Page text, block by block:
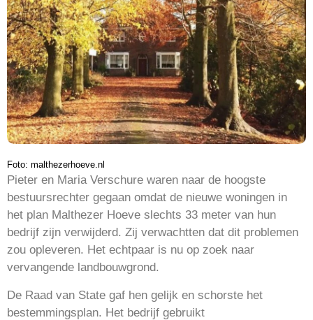
Foto: malthezerhoeve.nl
Pieter en Maria Verschure waren naar de hoogste
bestuursrechter gegaan omdat de nieuwe woningen in
het plan Malthezer Hoeve slechts 33 meter van hun
bedrijf zijn verwijderd. Zij verwachtten dat dit problemen
zou opleveren. Het echtpaar is nu op zoek naar
vervangende landbouwgrond.
De Raad van State gaf hen gelijk en schorste het
bestemmingsplan. Het bedrijf gebruikt